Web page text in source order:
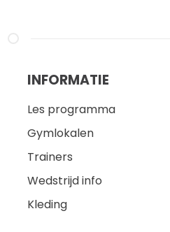
INFORMATIE
Les programma
Gymlokalen
Trainers
Wedstrijd info
Kleding